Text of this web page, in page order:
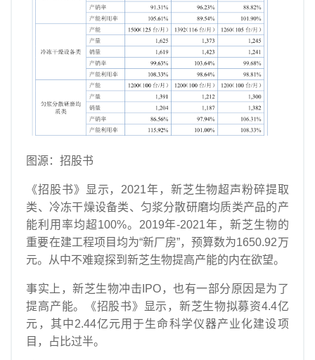
图源：招股书
《招股书》显示，2021年，新芝生物超声粉碎提取
类、冷冻干燥设备类、匀浆分散研磨均质类产品的产
能利用率均超100%。2019年-2021年，新芝生物的
重要在建工程项目均为“新厂房”，预算数为1650.92万
元。从中不难窥探到新芝生物提高产能的内在欲望。
事实上，新芝生物冲击IPO，也有一部分原因是为了
提高产能。《招股书》显示，新芝生物拟募资4.4亿
元，其中2.44亿元用于生命科学仪器产业化建设项
目，占比过半。